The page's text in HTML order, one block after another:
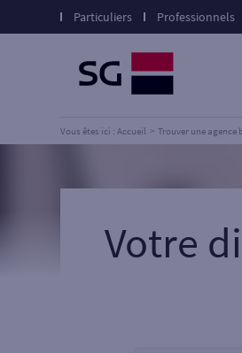
Particuliers Professionnels
Vous êtes ici : Accueil Trouver une agence
Votre